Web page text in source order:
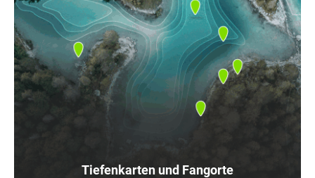
Tiefenkarten und Fangorte